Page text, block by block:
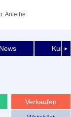
Anleihe
►
News
Verkaufen